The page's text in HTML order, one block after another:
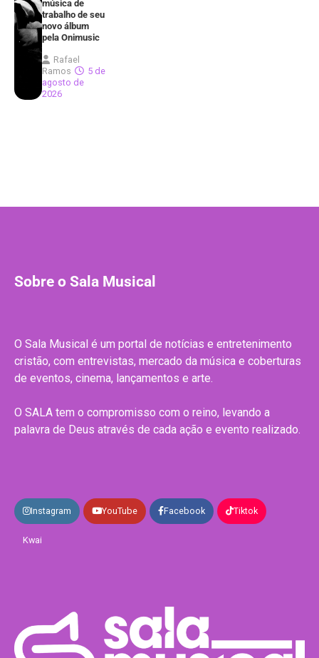
música de
trabalho de seu
novo álbum
pela Onimusic
Rafael
Ramos
5 de
agosto de
2026
Sobre o Sala Musical
O Sala Musical é um portal de notícias e entretenimento
cristão, com entrevistas, mercado da música e coberturas
de eventos, cinema, lançamentos e arte.
O SALA tem o compromisso com o reino, levando a
palavra de Deus através de cada ação e evento realizado.
Instagram YouTube Facebook Tiktok
Kwai